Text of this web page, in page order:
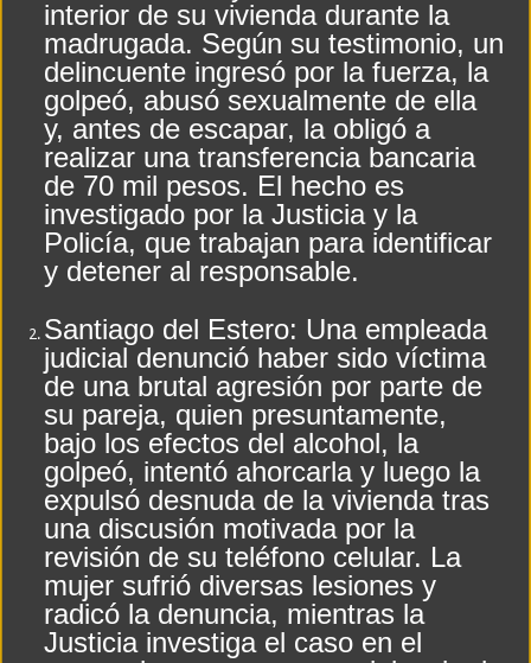
EL CLIMA EN LA CIUDAD DE FERNANDEZ EN ESTE DIA 7 DE AGOSTO
Franco Mastantuono se fue de Real Madrid y en Italia lo recibió una multitud:
interior de su vivienda durante la
madrugada. Según su testimonio, un
delincuente ingresó por la fuerza, la
golpeó, abusó sexualmente de ella
y, antes de escapar, la obligó a
realizar una transferencia bancaria
de 70 mil pesos. El hecho es
investigado por la Justicia y la
Policía, que trabajan para identificar
y detener al responsable.
Santiago del Estero: Una empleada
judicial denunció haber sido víctima
de una brutal agresión por parte de
su pareja, quien presuntamente,
bajo los efectos del alcohol, la
golpeó, intentó ahorcarla y luego la
expulsó desnuda de la vivienda tras
una discusión motivada por la
revisión de su teléfono celular. La
mujer sufrió diversas lesiones y
radicó la denuncia, mientras la
Justicia investiga el caso en el